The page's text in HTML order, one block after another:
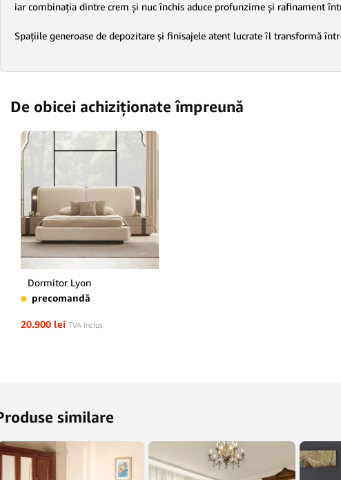
iar combinația dintre crem și nuc închis aduce profunzime și rafinament
Spațiile generoase de depozitare și finisajele atent lucrate îl transformă
De obicei achiziționate împreună
Dormitor Lyon
precomandă
20.900 lei TVA Inclus
similare